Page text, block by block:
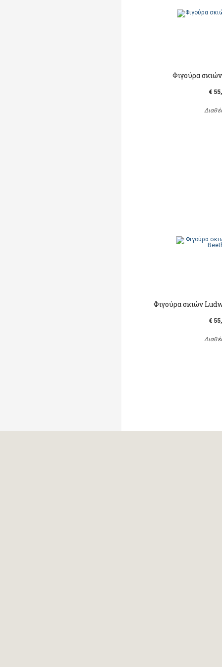
Φιγούρα
€
Φιγούρα σκιών
€